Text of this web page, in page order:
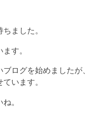
ました。
す。
ログを始めましたが、
います。
。